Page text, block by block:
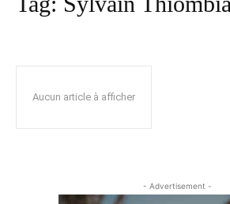
Aucun article à afficher
- Advertisement -